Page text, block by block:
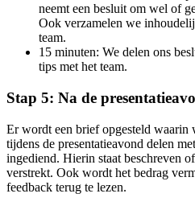
neemt een besluit om wel of
Ook verzamelen we
team.
15 minuten: We delen ons
tips met het team.
Stap 5: Na de
Er wordt een brief opgesteld waarin
tijdens de presentatieavond delen
ingediend. Hierin staat beschreven
verstrekt. Ook wordt het bedrag
feedback terug te lezen.